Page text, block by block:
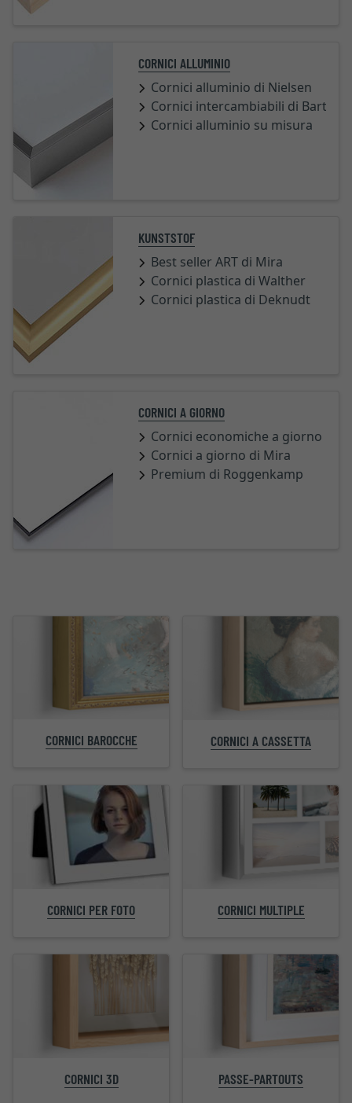
CORNICI ALLUMINIO
Cornici alluminio di Nielsen
Cornici intercambiabili di Barth
Cornici alluminio su misura
KUNSTSTOF
Best seller ART di Mira
Cornici plastica di Walther
Cornici plastica di Deknudt
CORNICI A GIORNO
Cornici economiche a giorno
Cornici a giorno di Mira
Premium di Roggenkamp
CORNICI BAROCCHE CORNICI A CASSETTA
CORNICI PER FOTO CORNICI MULTIPLE
CORNICI 3D PASSE-PARTOUTS